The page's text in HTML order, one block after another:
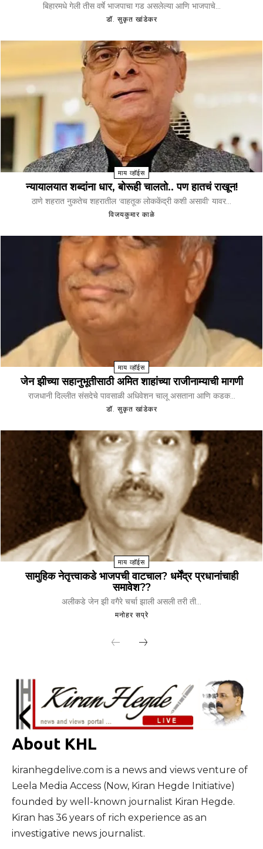
बिहारमधे गेली तीस वर्षे भाजपाचा गड असलेल्या आणि भाजपाचे...
डॉ. सुकृत खांडेकर
माय व्हॉईस
न्यायालयात शब्दांना धार, बोरूही चालतो.. पण हातचं राखून!
ठाणे शहरात नुकतेच शहरातील 'वाहतूक लोककेंद्री कशी असावी' यावर...
विजयकुमार काळे
माय व्हॉईस
जेन झीच्या सहानुभूतीसाठी अमित शाहांच्या राजीनाम्याची मागणी
राजधानी दिल्लीत संसदेचे पावसाळी अधिवेशन चालू असताना आणि कडक...
डॉ. सुकृत खांडेकर
माय व्हॉईस
सामुहिक नेतृत्त्वाकडे भाजपची वाटचाल? धर्मेंद्र प्रधानांचाही
समावेश??
अलीकडे जेन झी वगैरे चर्चा झाली असली तरी ती...
मनोहर सप्रे
About KHL
kiranhegdelive.com is a news and views venture of
Leela Media Access (Now, Kiran Hegde Initiative)
founded by well-known journalist Kiran Hegde.
Kiran has 36 years of rich experience as an
investigative news journalist.